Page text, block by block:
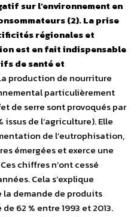
sur l’environnement en
(2). La prise
régionales et
est en fait indispensable
de santé et
production de nourriture
particulièrement
de serre sont provoqués par
de l’agriculture). Elle
de l’eutrophisation,
émergées et exerce une
chiffres n’ont cessé
Cela s’explique
la demande de produits
62 % entre 1993 et 2013.